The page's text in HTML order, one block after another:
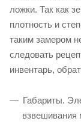
ложки. Так как
плотность и
таким замером
следовать
инвентарь,
Габариты.
взвешивания